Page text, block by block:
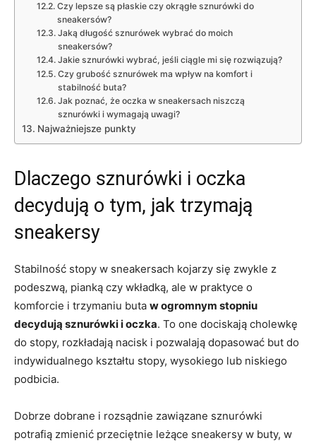
Czy lepsze są płaskie czy okrągłe sznurówki do
sneakersów?
Jaką długość sznurówek wybrać do moich
sneakersów?
Jakie sznurówki wybrać, jeśli ciągle mi się rozwiązują?
Czy grubość sznurówek ma wpływ na komfort i
stabilność buta?
Jak poznać, że oczka w sneakersach niszczą
sznurówki i wymagają uwagi?
Najważniejsze punkty
Dlaczego sznurówki i oczka
decydują o tym, jak trzymają
sneakersy
Stabilność stopy w sneakersach kojarzy się zwykle z
podeszwą, pianką czy wkładką, ale w praktyce o
komforcie i trzymaniu buta w ogromnym stopniu
decydują sznurówki i oczka. To one dociskają cholewkę
do stopy, rozkładają nacisk i pozwalają dopasować but do
indywidualnego kształtu stopy, wysokiego lub niskiego
podbicia.
Dobrze dobrane i rozsądnie zawiązane sznurówki
potrafią zmienić przeciętnie leżące sneakersy w buty, w